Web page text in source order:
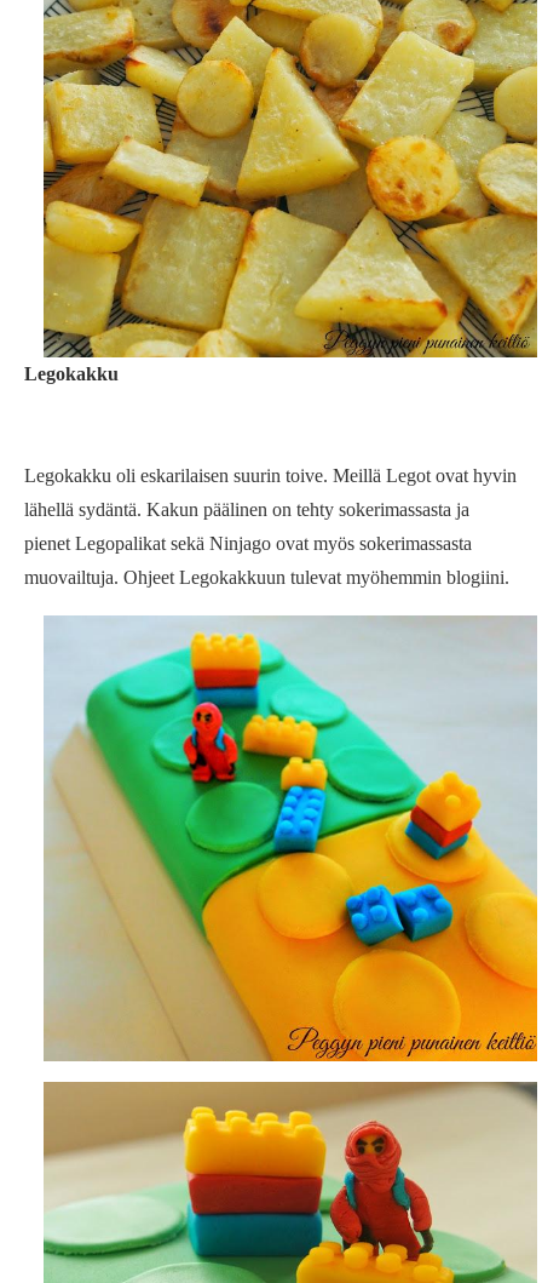
Legokakku
Legokakku oli eskarilaisen suurin toive. Meillä Legot ovat hyvin
lähellä sydäntä. Kakun päälinen on tehty sokerimassasta ja
pienet Legopalikat sekä Ninjago ovat myös sokerimassasta
muovailtuja. Ohjeet Legokakkuun tulevat myöhemmin blogiini.